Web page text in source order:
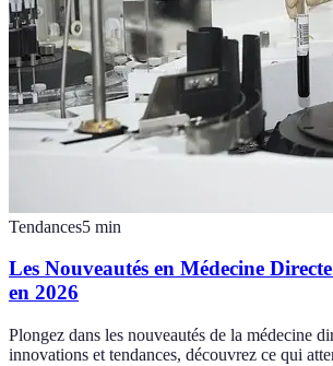
Tendances5 min
Les Nouveautés en Médecine
en 2026
Plongez dans les nouveautés de la médecine
innovations et tendances, découvrez ce qui